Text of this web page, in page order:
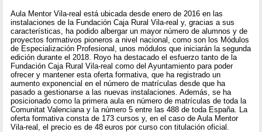
Aula Mentor Vila-real está ubicada desde enero de 2016 en las
instalaciones de la Fundación Caja Rural Vila-real y, gracias a sus
características, ha podido albergar un mayor número de alumnos y de
proyectos formativos pioneros a nivel nacional, como son los Módulos
de Especialización Profesional, unos módulos que iniciarán la segunda
edición durante el 2018. Royo ha destacado el esfuerzo tanto de la
Fundación Caja Rural Vila-real como del Ayuntamiento para poder
ofrecer y mantener esta oferta formativa, que ha registrado un
aumento exponencial en el número de matrículas desde que ha
pasado a gestionarse a las nuevas instalaciones. Además, se ha
posicionado como la primera aula en número de matrículas de toda la
Comunitat Valenciana y la número 5 entre las 488 de toda España. La
oferta formativa consta de 173 cursos y, en el caso de Aula Mentor
Vila-real, el precio es de 48 euros por curso con titulación oficial.